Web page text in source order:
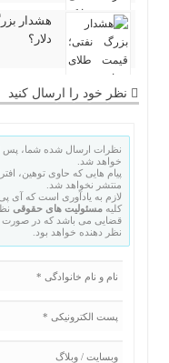
دلار؟
نظر خود را ارسال کنید
نظرات ارسال شده شما،
خواهد شد.
پیام هایی که حاوی توهین،
منتشر نخواهد شد.
لازم به یادآوری است که
کلیه مسئولیت های حقوقی
قضایی می باشد که در
نظر دهنده خواهد بود.